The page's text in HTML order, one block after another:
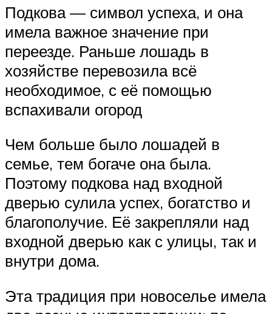
Подкова — символ успеха, и она
имела важное значение при
переезде. Раньше лошадь в
хозяйстве перевозила всё
необходимое, с её помощью
вспахивали огород
Чем больше было лошадей в
семье, тем богаче она была.
Поэтому подкова над входной
дверью сулила успех, богатство и
благополучие. Её закрепляли над
входной дверью как с улицы, так и
внутри дома.
Эта традиция при новоселье имела